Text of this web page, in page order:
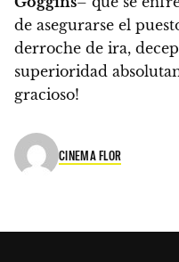
de asegurarse el
derroche de ira,
superioridad
gracioso!
CINEMA FLOR